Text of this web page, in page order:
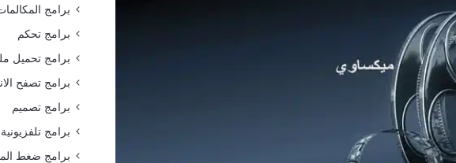
برامج
برامج تحكم
برامج تحميل
برامج تصفح
برامج تصميم
برامج تلفزيونية
برامج ضغط